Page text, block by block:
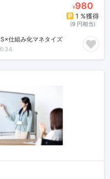
¥980
1 %獲得
(9 円相当)
仕組み化マネタイズ